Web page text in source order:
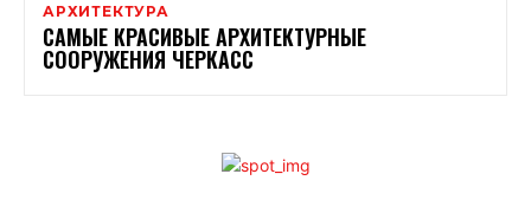
АРХИТЕКТУРА
САМЫЕ КРАСИВЫЕ АРХИТЕКТУРНЫЕ
СООРУЖЕНИЯ ЧЕРКАСС